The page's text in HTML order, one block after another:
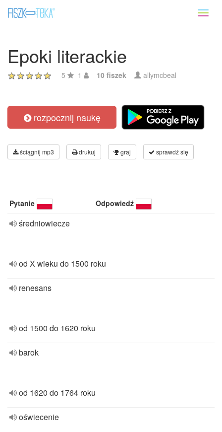
Epoki literackie
5 1 10 fiszek allymcbeal
rozpocznij naukę
ściągnij mp3 drukuj graj sprawdź się
Pytanie Odpowiedź
średniowiecze
od X wieku do 1500 roku
renesans
od 1500 do 1620 roku
barok
od 1620 do 1764 roku
oświecenie